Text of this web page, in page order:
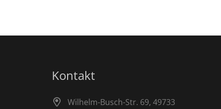
Kontakt
Wilhelm-Busch-Str. 69, 49733